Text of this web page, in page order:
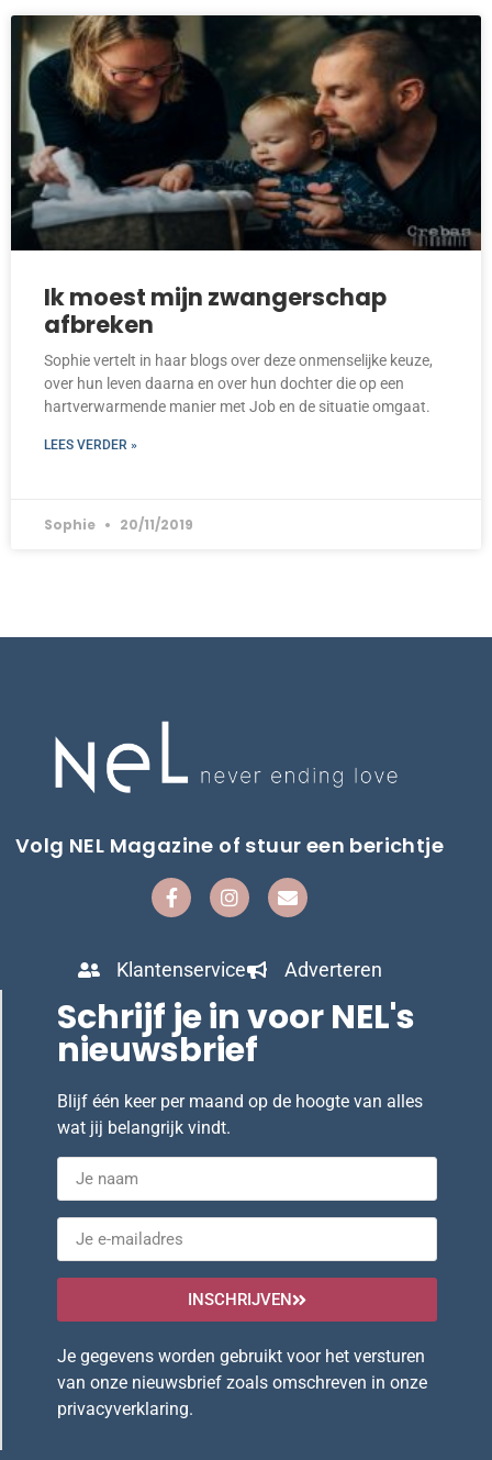
Ik moest mijn zwangerschap
afbreken
Sophie vertelt in haar blogs over deze onmenselijke keuze,
over hun leven daarna en over hun dochter die op een
hartverwarmende manier met Job en de situatie omgaat.
LEES VERDER »
Sophie 20/11/2019
Volg NEL Magazine of stuur een berichtje
Klantenservice Adverteren
Schrijf je in voor NEL's
nieuwsbrief
Blijf één keer per maand op de hoogte van alles
wat jij belangrijk vindt.
INSCHRIJVEN
Je gegevens worden gebruikt voor het versturen
van onze nieuwsbrief zoals omschreven in onze
privacyverklaring.